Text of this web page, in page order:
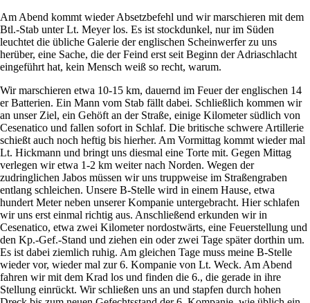
Am Abend kommt wieder Absetzbefehl und wir marschieren mit dem
Btl.-Stab unter Lt. Meyer los. Es ist stockdunkel, nur im Süden
leuchtet die übliche Galerie der englischen Scheinwerfer zu uns
herüber, eine Sache, die der Feind erst seit Beginn der Adriaschlacht
eingeführt hat, kein Mensch weiß so recht, warum.
Wir marschieren etwa 10-15 km, dauernd im Feuer der englischen 14
er Batterien. Ein Mann vom Stab fällt dabei. Schließlich kommen wir
an unser Ziel, ein Gehöft an der Straße, einige Kilometer südlich von
Cesenatico und fallen sofort in Schlaf. Die britische schwere Artillerie
schießt auch noch heftig bis hierher. Am Vormittag kommt wieder mal
Lt. Hickmann und bringt uns diesmal eine Torte mit. Gegen Mittag
verlegen wir etwa 1-2 km weiter nach Norden. Wegen der
zudringlichen Jabos müssen wir uns truppweise im Straßengraben
entlang schleichen. Unsere B-Stelle wird in einem Hause, etwa
hundert Meter neben unserer Kompanie untergebracht. Hier schlafen
wir uns erst einmal richtig aus. Anschließend erkunden wir in
Cesenatico, etwa zwei Kilometer nordostwärts, eine Feuerstellung und
den Kp.-Gef.-Stand und ziehen ein oder zwei Tage später dorthin um.
Es ist dabei ziemlich ruhig. Am gleichen Tage muss meine B-Stelle
wieder vor, wieder mal zur 6. Kompanie von Lt. Weck. Am Abend
fahren wir mit dem Krad los und finden die 6., die gerade in ihre
Stellung einrückt. Wir schließen uns an und stapfen durch hohen